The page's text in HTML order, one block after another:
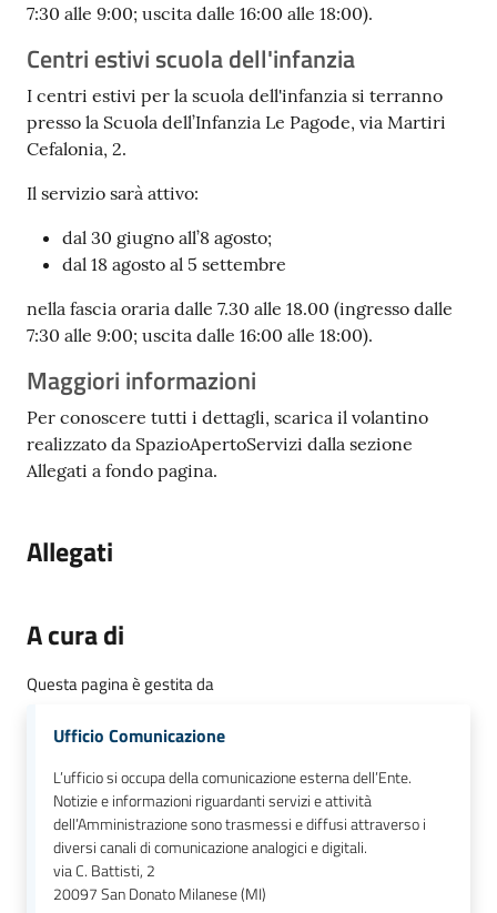
7:30 alle 9:00; uscita dalle 16:00 alle 18:00).
Centri estivi scuola dell'infanzia
I centri estivi per la scuola dell'infanzia si terranno
presso la Scuola dell’Infanzia Le Pagode, via Martiri
Cefalonia, 2.
Il servizio sarà attivo:
dal 30 giugno all’8 agosto;
dal 18 agosto al 5 settembre
nella fascia oraria dalle 7.30 alle 18.00 (ingresso dalle
7:30 alle 9:00; uscita dalle 16:00 alle 18:00).
Maggiori informazioni
Per conoscere tutti i dettagli, scarica il volantino
realizzato da SpazioApertoServizi dalla sezione
Allegati a fondo pagina.
Allegati
A cura di
Questa pagina è gestita da
Ufficio Comunicazione
L’ufficio si occupa della comunicazione esterna dell’Ente.
Notizie e informazioni riguardanti servizi e attività
dell’Amministrazione sono trasmessi e diffusi attraverso i
diversi canali di comunicazione analogici e digitali.
via C. Battisti, 2
20097San Donato Milanese (MI)